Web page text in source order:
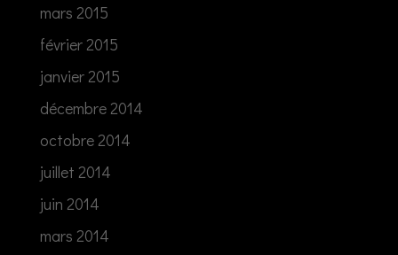
mars 2015
février 2015
janvier 2015
décembre 2014
octobre 2014
juillet 2014
juin 2014
mars 2014